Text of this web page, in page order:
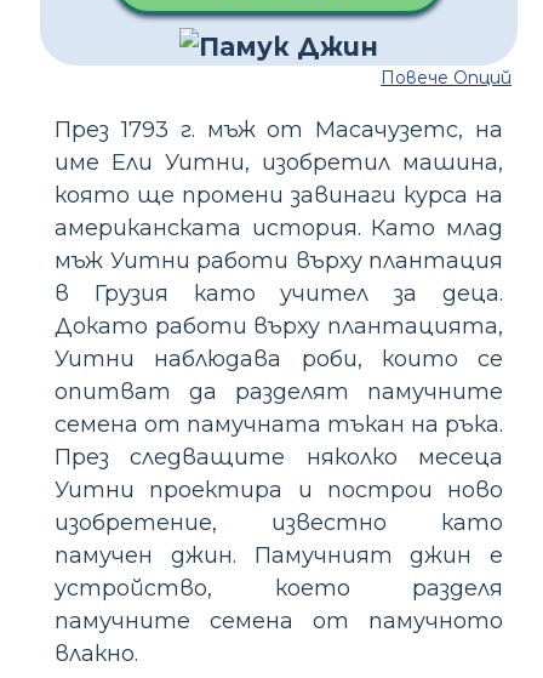
Повече Опций
През 1793 г. мъж от Масачузетс, на
име Ели Уитни, изобретил машина,
която ще промени завинаги курса на
американската история. Като млад
мъж Уитни работи върху плантация
в Грузия като учител за деца.
Докато работи върху плантацията,
Уитни наблюдава роби, които се
опитват да разделят памучните
семена от памучната тъкан на ръка.
През следващите няколко месеца
Уитни проектира и построи ново
изобретение, известно като
памучен джин. Памучният джин е
устройство, което разделя
памучните семена от памучното
влакно.